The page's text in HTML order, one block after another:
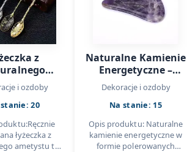
z
– Ręcznie
i ozdoby
20
łyżeczka z
ametystu to
Naturalne Kamienie
Energetyczne –
Ametyst, Różowy
Kwarc, Jadeit,
Tygrysie Oko |
Oryginał, Hurt
Dekoracje i ozdoby
Na stanie: 15
Opis produktu: Naturalne
kamienie energetyczne w
formie polerowanych